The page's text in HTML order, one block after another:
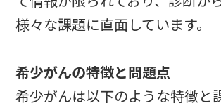
様々な課題に直面しています。
希少がんの特徴と問題点
希少がんは以下のような特徴と